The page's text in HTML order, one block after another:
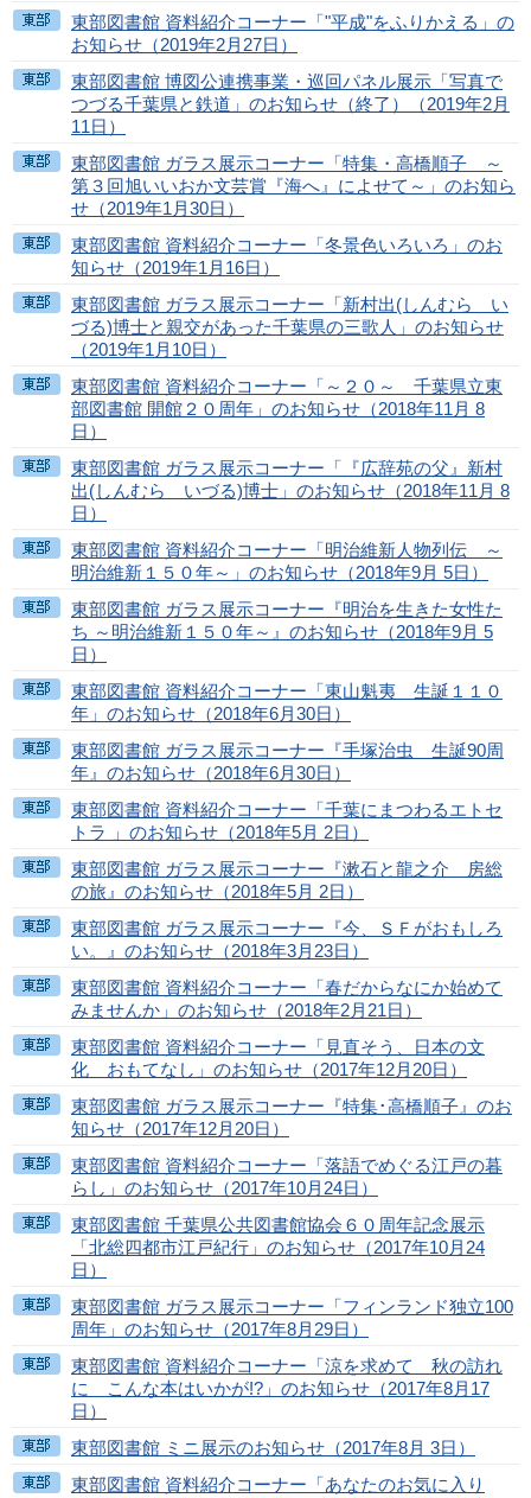
東部図書館 資料紹介コーナー「"平成"をふりかえる」の
お知らせ（2019年2月27日）
東部図書館 博図公連携事業・巡回パネル展示「写真で
つづる千葉県と鉄道」のお知らせ（終了）（2019年2月
11日）
東部図書館 ガラス展示コーナー「特集・高橋順子 ～
第３回旭いいおか文芸賞『海へ』によせて～」のお知ら
せ（2019年1月30日）
東部図書館 資料紹介コーナー「冬景色いろいろ」のお
知らせ（2019年1月16日）
東部図書館 ガラス展示コーナー「新村出(しんむら い
づる)博士と親交があった千葉県の三歌人」のお知らせ
（2019年1月10日）
東部図書館 資料紹介コーナー「～２０～ 千葉県立東
部図書館 開館２０周年」のお知らせ（2018年11月 8
日）
東部図書館 ガラス展示コーナー「『広辞苑の父』新村
出(しんむら いづる)博士」のお知らせ（2018年11月 8
日）
東部図書館 資料紹介コーナー「明治維新人物列伝 ～
明治維新１５０年～」のお知らせ（2018年9月 5日）
東部図書館 ガラス展示コーナー『明治を生きた女性た
ち ～明治維新１５０年～』のお知らせ（2018年9月 5
日）
東部図書館 資料紹介コーナー「東山魁夷 生誕１１０
年」のお知らせ（2018年6月30日）
東部図書館 ガラス展示コーナー『手塚治虫 生誕90周
年』のお知らせ（2018年6月30日）
東部図書館 資料紹介コーナー「千葉にまつわるエトセ
トラ 」のお知らせ（2018年5月 2日）
東部図書館 ガラス展示コーナー『漱石と龍之介 房総
の旅』のお知らせ（2018年5月 2日）
東部図書館 ガラス展示コーナー『今、ＳＦがおもしろ
い。』のお知らせ（2018年3月23日）
東部図書館 資料紹介コーナー「春だからなにか始めて
みませんか」のお知らせ（2018年2月21日）
東部図書館 資料紹介コーナー「見直そう、日本の文
化 おもてなし」のお知らせ（2017年12月20日）
東部図書館 ガラス展示コーナー『特集･高橋順子』のお
知らせ（2017年12月20日）
東部図書館 資料紹介コーナー「落語でめぐる江戸の暮
らし」のお知らせ（2017年10月24日）
東部図書館 千葉県公共図書館協会６０周年記念展示
「北総四都市江戸紀行」のお知らせ（2017年10月24
日）
東部図書館 ガラス展示コーナー「フィンランド独立100
周年」のお知らせ（2017年8月29日）
東部図書館 資料紹介コーナー「涼を求めて 秋の訪れ
に こんな本はいかが!?」のお知らせ（2017年8月17
日）
東部図書館 ミニ展示のお知らせ（2017年8月 3日）
東部図書館 資料紹介コーナー「あなたのお気に入り